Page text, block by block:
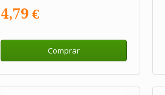
4,79 €
Comprar